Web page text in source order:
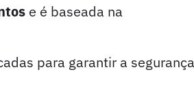
e é baseada na
para garantir a